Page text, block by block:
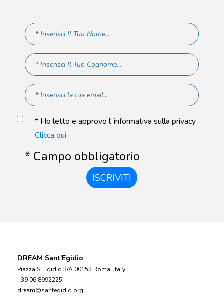
* Ho letto e approvo l' informativa sulla privacy
Clicca qui
* Campo obbligatorio
ISCRIVITI
DREAM Sant’Egidio
Piazza S. Egidio 3/A 00153 Roma, Italy
+39 06 8992225
dream@santegidio.org